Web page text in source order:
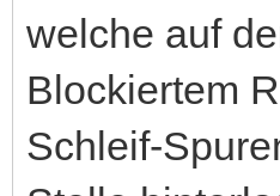
welche auf
Blockiertem
Schleif-